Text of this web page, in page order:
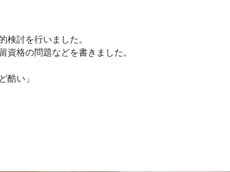
検討を行いました。
格の問題などを書きました。
酷い」